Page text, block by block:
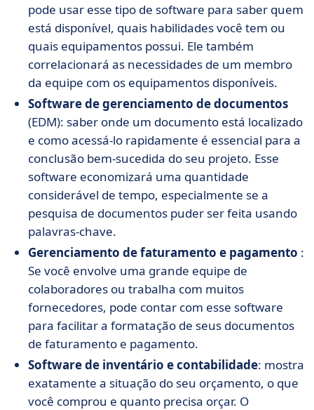
pode usar esse tipo de software para saber quem
está disponível, quais habilidades você tem ou
quais equipamentos possui. Ele também
correlacionará as necessidades de um membro
da equipe com os equipamentos disponíveis.
Software de gerenciamento de documentos
(EDM): saber onde um documento está localizado
e como acessá-lo rapidamente é essencial para a
conclusão bem-sucedida do seu projeto. Esse
software economizará uma quantidade
considerável de tempo, especialmente se a
pesquisa de documentos puder ser feita usando
palavras-chave.
Gerenciamento de faturamento e pagamento :
Se você envolve uma grande equipe de
colaboradores ou trabalha com muitos
fornecedores, pode contar com esse software
para facilitar a formatação de seus documentos
de faturamento e pagamento.
Software de inventário e contabilidade: mostra
exatamente a situação do seu orçamento, o que
você comprou e quanto precisa orçar. O